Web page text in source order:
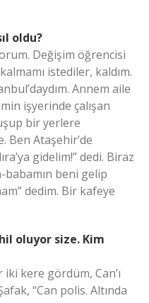
oldu?
Değişim öğrencisi
istediler, kaldım.
Annem aile
işyerinde çalışan
bir yerlere
Ben Ataşehir’de
gidelim!” dedi. Biraz
babamın beni gelip
dedim. Bir kafeye
oluyor size. Kim
iki kere gördüm, Can’ı
“Can polis. Altında